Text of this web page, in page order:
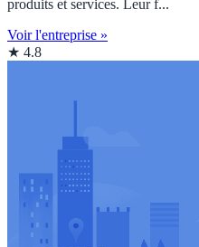
produits et services. Leur f...
Voir l'entreprise »
★ 4.8